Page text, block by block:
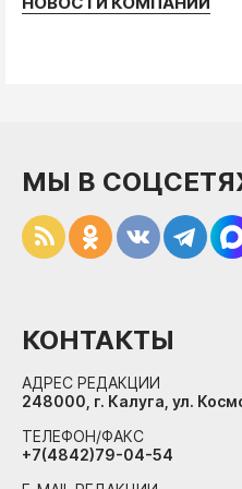
МЫ В
КОНТАКТЫ
АДРЕС РЕДАКЦИИ
248000, г. Калуга, ул.
ТЕЛЕФОН/ФАКС
+7(4842)79-04-54